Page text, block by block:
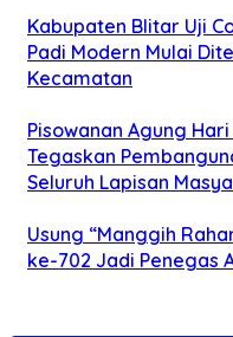
Kabupaten Blitar Uji
Padi Modern Mulai
Kecamatan
Pisowanan Agung
Tegaskan
Seluruh Lapisan
Usung “Manggih
ke-702 Jadi Penegas